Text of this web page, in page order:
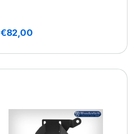
€82,00